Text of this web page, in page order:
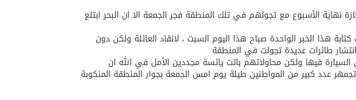
في مجال الطاقة
نهاية الأسبوع مع تجولهم في تلك المنطقة فجر الجمعة الا ان البحر ابتلع
هذا الخبر الواحدة صباح هذا اليوم السبت ، لانقاد العائلة ولكن دون
طائرات عديدة تجولت في المنطقة
فيها ولكن محاولاتهم باتت يائسة مجددين الأمل في الله ان
عدد كبير من المواطنين طيلة يوم امس الجمعة بجوار المنطقة المنكوبة